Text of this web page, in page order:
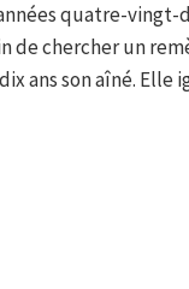
quatre-vingt-
de chercher un
ans son aîné.